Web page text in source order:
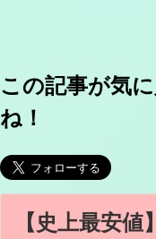
この記事が気
ね！
【史上最安